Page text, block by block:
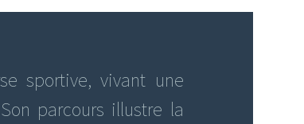
sportive, vivant une
parcours illustre la